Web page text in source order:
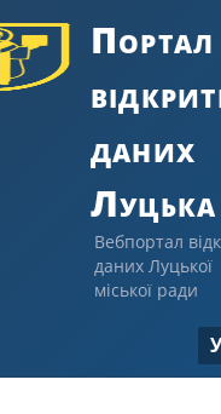
Портал
даних
Луцька
Вебпортал
даних Луцької
міської ради